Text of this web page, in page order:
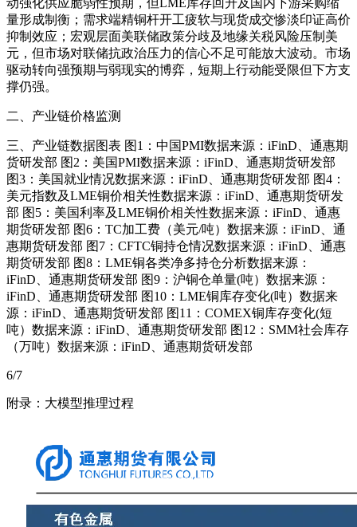
动强化供应脆弱性预期，但LME库存回升及国内下游采购缩
量形成制衡；需求端精铜杆开工疲软与现货成交惨淡印证高价
抑制效应；宏观层面美联储政策分歧及地缘关税风险压制美
元，但市场对联储抗政治压力的信心不足可能放大波动。市场
驱动转向强预期与弱现实的博弈，短期上行动能受限但下方支
撑仍强。
二、产业链价格监测
三、产业链数据图表 图1：中国PMI数据来源：iFinD、通惠期
货研发部 图2：美国PMI数据来源：iFinD、通惠期货研发部
图3：美国就业情况数据来源：iFinD、通惠期货研发部 图4：
美元指数及LME铜价相关性数据来源：iFinD、通惠期货研发
部 图5：美国利率及LME铜价相关性数据来源：iFinD、通惠
期货研发部 图6：TC加工费（美元/吨）数据来源：iFinD、通
惠期货研发部 图7：CFTC铜持仓情况数据来源：iFinD、通惠
期货研发部 图8：LME铜各类净多持仓分析数据来源：
iFinD、通惠期货研发部 图9：沪铜仓单量(吨）数据来源：
iFinD、通惠期货研发部 图10：LME铜库存变化(吨）数据来
源：iFinD、通惠期货研发部 图11：COMEX铜库存变化(短
吨）数据来源：iFinD、通惠期货研发部 图12：SMM社会库存
（万吨）数据来源：iFinD、通惠期货研发部
6/7
附录：大模型推理过程